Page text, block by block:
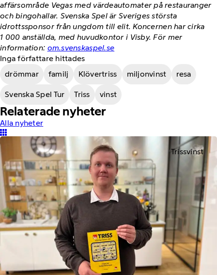
affärsområde Vegas med värdeautomater på restauranger
och bingohallar. Svenska Spel är Sveriges största
idrottssponsor från ungdom till elit. Koncernen har cirka
1 000 anställda, med huvudkontor i Visby. För mer
information: om.svenskaspel.se
Inga författare hittades
drömmar
familj Klövertriss miljonvinst resa
Svenska Spel Tur Triss vinst
Relaterade nyheter
Alla nyheter
Trissvinst